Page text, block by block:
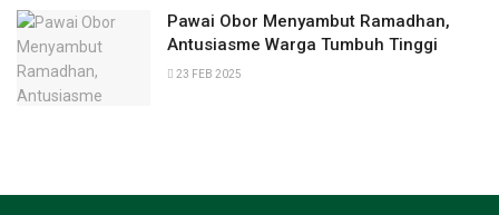
Pawai Obor Menyambut Ramadhan,
Antusiasme Warga Tumbuh Tinggi
23 FEB 2025